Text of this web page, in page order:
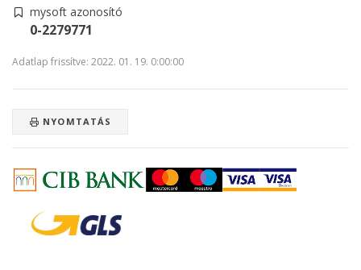
mysoft azonosító
0-2279771
Adatlap frissítve: 2022. 01. 19. 0:00:00
NYOMTATÁS